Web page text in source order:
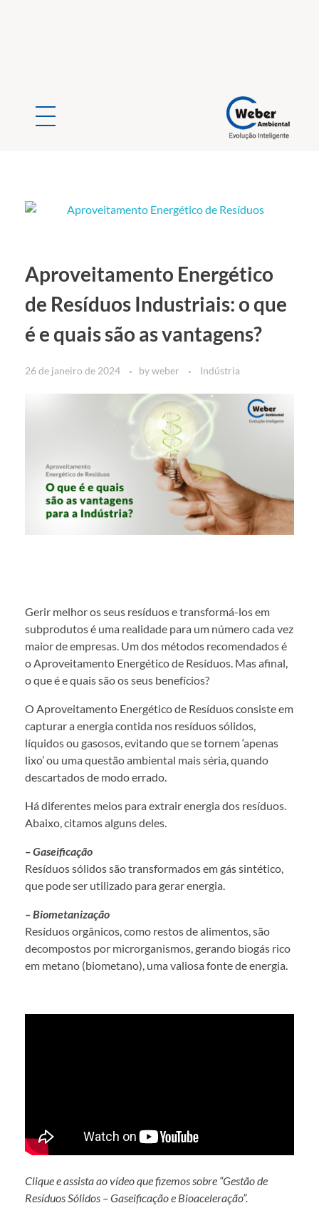
Aproveitamento Energético
de Resíduos Industriais: o que
é e quais são as vantagens?
26 de janeiro de 2024 byweber Indústria
Gerir melhor os seus resíduos e transformá-los em
subprodutos é uma realidade para um número cada vez
maior de empresas. Um dos métodos recomendados é
o Aproveitamento Energético de Resíduos. Mas afinal,
o que é e quais são os seus benefícios?
O Aproveitamento Energético de Resíduos consiste em
capturar a energia contida nos resíduos sólidos,
líquidos ou gasosos, evitando que se tornem ‘apenas
lixo’ ou uma questão ambiental mais séria, quando
descartados de modo errado.
Há diferentes meios para extrair energia dos resíduos.
Abaixo, citamos alguns deles.
– Gaseificação
Resíduos sólidos são transformados em gás sintético,
que pode ser utilizado para gerar energia.
– Biometanização
Resíduos orgânicos, como restos de alimentos, são
decompostos por microrganismos, gerando biogás rico
em metano (biometano), uma valiosa fonte de energia.
Clique e assista ao vídeo que fizemos sobre “Gestão de
Resíduos Sólidos – Gaseificação e Bioaceleração”.